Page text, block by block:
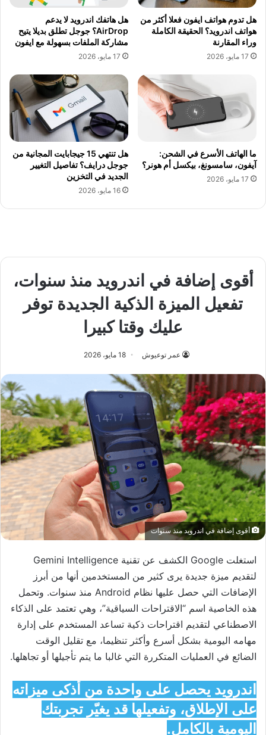
هل تدوم هواتف ايفون فعلا أكثر من
هواتف اندرويد؟ الحقيقة الكاملة
وراء المقارنة
17 مايو، 2026
هل هاتفك اندرويد لا يدعم
AirDrop؟ جوجل تطلق بديلا يتيح
مشاركة الملفات بسهولة مع ايفون
17 مايو، 2026
ما الهاتف الأسرع في الشحن:
آيفون، سامسونغ، بيكسل أم هونر؟
17 مايو، 2026
هل تنتهي 15 جيجابايت المجانية من
جوجل درايف؟ تفاصيل التغيير
الجديد في التخزين
16 مايو، 2026